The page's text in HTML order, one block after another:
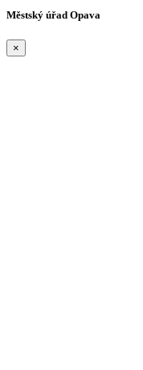
Městský úřad Opava
×